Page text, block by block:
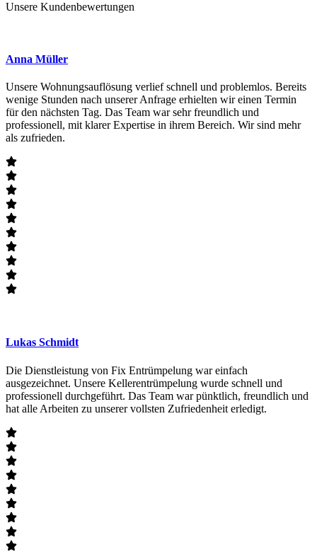
Unsere Kundenbewertungen
Anna Müller
Unsere Wohnungsauflösung verlief schnell und problemlos. Bereits
wenige Stunden nach unserer Anfrage erhielten wir einen Termin
für den nächsten Tag. Das Team war sehr freundlich und
professionell, mit klarer Expertise in ihrem Bereich. Wir sind mehr
als zufrieden.
Lukas Schmidt
Die Dienstleistung von Fix Entrümpelung war einfach
ausgezeichnet. Unsere Kellerentrümpelung wurde schnell und
professionell durchgeführt. Das Team war pünktlich, freundlich und
hat alle Arbeiten zu unserer vollsten Zufriedenheit erledigt.